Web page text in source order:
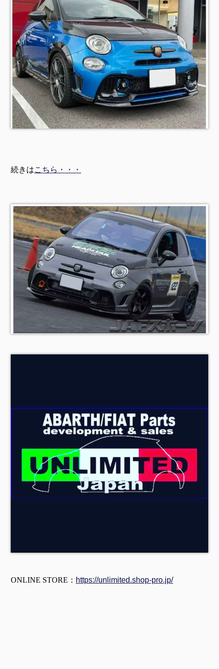
続きはこちら・・・
ONLINE STORE： https://unlimited.shop-pro.jp/